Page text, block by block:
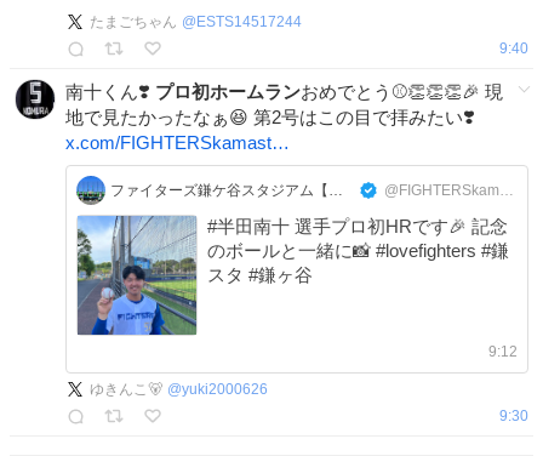
たまごちゃん @ ESTS14517244
9:40
南十くん❣️ プロ初ホームランおめでとう⚾️👏👏👏🎉 現
地で見たかったなぁ😆 第2号はこの目で拝みたい❣️
x.com/FIGHTERSkamast…
ファイターズ鎌ケ谷スタジアム【公式】 @FIGHTERSkamasta
#半田南十 選手プロ初HRです🎉 記念
のボールと一緒に📸 #lovefighters #鎌
スタ #鎌ヶ谷
9:12
ゆきんこ🐻 @yuki2000626
9:30